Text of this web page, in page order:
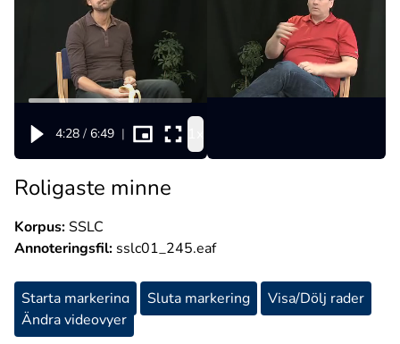
4:28 / 6:49 |
Roligaste minne
Korpus:SSLC
Annoteringsfil: sslc01_245.eaf
Starta markering Sluta markering
Visa/Dölj rader
Ändra videovyer